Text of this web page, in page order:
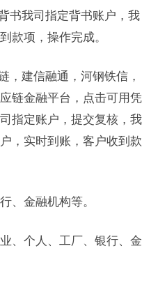
书我司指定背书账户，我
款项，操作完成。
，建信融通，河钢铁信，
链金融平台，点击可用凭
指定账户，提交复核，我
，实时到账，客户收到款
、金融机构等。
、个人、工厂、银行、金